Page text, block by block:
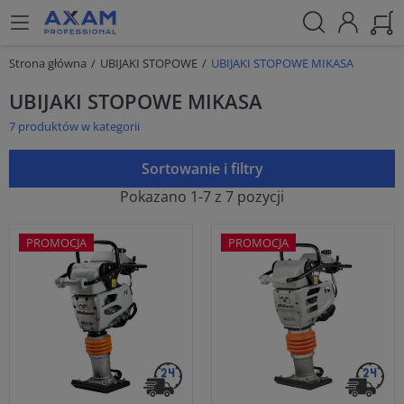
Strona główna UBIJAKI STOPOWE UBIJAKI STOPOWE MIKASA
UBIJAKI STOPOWE MIKASA
7 produktów w kategorii
Sortowanie i filtry
Pokazano 1-7 z 7 pozycji
PROMOCJA PROMOCJA